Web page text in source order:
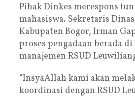
Pihak Dinkes merespons
mahasiswa. Sekretaris
Kabupaten Bogor, Irman
proses pengadaan berada
manajemen RSUD
“InsyaAllah kami akan
koordinasi dengan RSUD